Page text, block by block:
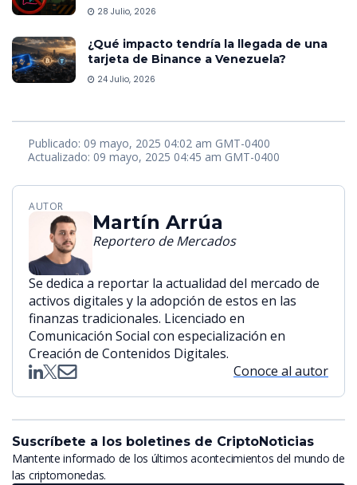
28 Julio, 2026
¿Qué impacto tendría la llegada de una
tarjeta de Binance a Venezuela?
24 Julio, 2026
Publicado: 09 mayo, 2025 04:02 am GMT-0400
Actualizado: 09 mayo, 2025 04:45 am GMT-0400
AUTOR
Martín Arrúa
Reportero de Mercados
Se dedica a reportar la actualidad del mercado de
activos digitales y la adopción de estos en las
finanzas tradicionales. Licenciado en
Comunicación Social con especialización en
Creación de Contenidos Digitales.
Conoce al autor
Suscríbete a los boletines de CriptoNoticias
Mantente informado de los últimos acontecimientos del mundo de
las criptomonedas.